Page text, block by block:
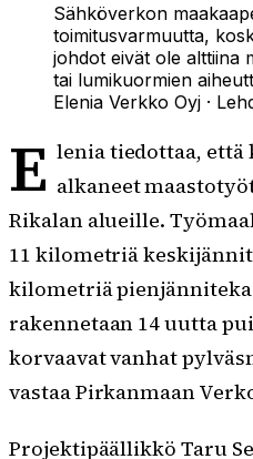
Sähköverkon
toimitusvarmuutta,
johdot eivät ole alttiina
tai lumikuormien
Elenia Verkko Oyj ·
E lenia tiedottaa,
alkaneet
Rikalan alueille.
11 kilometriä
kilometriä
rakennetaan 14 uutta
korvaavat vanhat
vastaa Pirkanmaan
Projektipäällikkö Taru